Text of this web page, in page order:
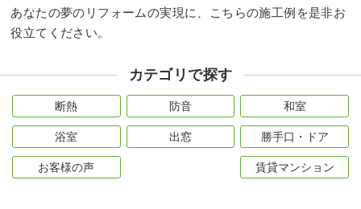
あなたの夢のリフォームの実現に、こちらの施工例を是非お
役立てください。
カテゴリで探す
断熱 防音 和室
浴室 出窓 勝手口・ドア
お客様の声 賃貸マンション